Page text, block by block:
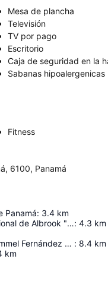
Mesa de plancha
Televisión
TV por pago
Escritorio
Caja de seguridad en la
Sabanas hipoalergenicas
Fitness
6100, Panamá
Panamá: 3.4 km
Aeropuerto Internacional de Albrook "Marcos A. Gelabert": 4.3 km
Estadio Olímpico Rommel Fernández Gutiérrez : 8.4 km
km